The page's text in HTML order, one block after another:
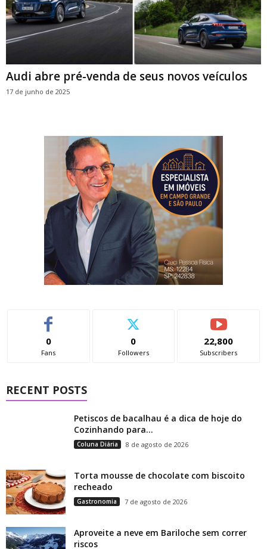
Audi abre pré-venda de seus novos veículos
17 de junho de 2025
0
Fans
0
Followers
22,800
Subscribers
RECENT POSTS
Petiscos de bacalhau é a dica de hoje do
Cozinhando para...
Coluna Diária 8 de agosto de 2026
Torta mousse de chocolate com biscoito
recheado
Gastronomia 7 de agosto de 2026
Aproveite a neve em Bariloche sem correr
riscos